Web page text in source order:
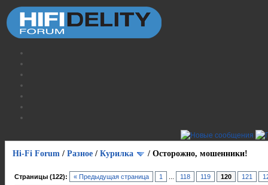
Hi-Fi Forum / Разное / Курилка / Осторожно, мошенники!
Страницы (122): « Предыдущая страница 1 118 119 120 121